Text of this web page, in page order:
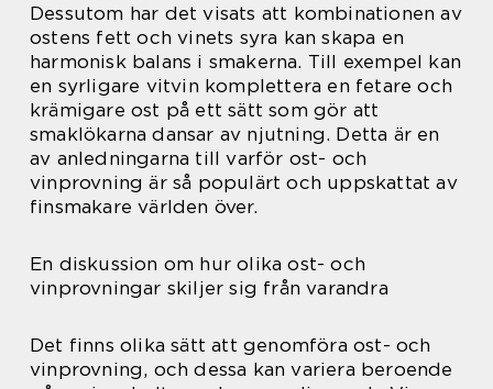
Dessutom har det visats att kombinationen av
ostens fett och vinets syra kan skapa en
harmonisk balans i smakerna. Till exempel kan
en syrligare vitvin komplettera en fetare och
krämigare ost på ett sätt som gör att
smaklökarna dansar av njutning. Detta är en
av anledningarna till varför ost- och
vinprovning är så populärt och uppskattat av
finsmakare världen över.
En diskussion om hur olika ost- och
vinprovningar skiljer sig från varandra
Det finns olika sätt att genomföra ost- och
vinprovning, och dessa kan variera beroende